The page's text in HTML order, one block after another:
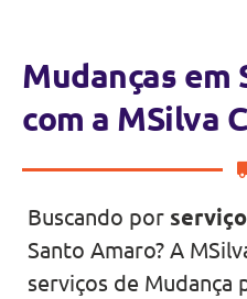
Mudanças em
com a MSilva
Buscando por
Santo Amaro? A
serviços de Mudança